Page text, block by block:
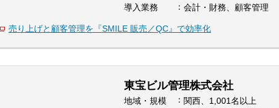
導入業務
会計・財務、顧客管理
売り上げと顧客管理を『SMILE 販売／QC』で効率化
東宝ビル管理株式会社
地域・規模
関西、1,001名以上